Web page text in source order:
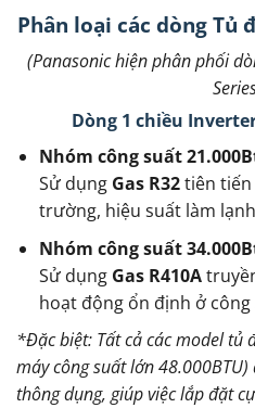
Phân loại các dòng Tủ
(Panasonic hiện phân phối
Dòng 1 chiều
Nhóm công suất
Sử dụng Gas R32tiên tiến
trường, hiệu suất làm
Nhóm công suất
Sử dụng Gas R410A
hoạt động ổn định ở công
*Đặc biệt: Tất cả các model tủ
máy công suất lớn
thông dụng, giúp việc lắp đặt